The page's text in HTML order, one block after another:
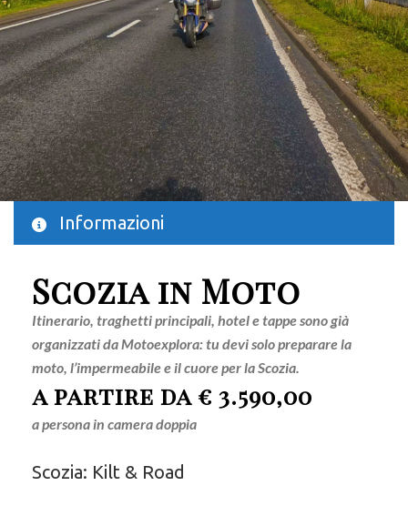
Informazioni
Scozia in Moto
Itinerario, traghetti principali, hotel e tappe sono già
organizzati da Motoexplora: tu devi solo preparare la
moto, l’impermeabile e il cuore per la Scozia.
a partire da € 3.590,00
a persona in camera doppia
Scozia: Kilt & Road